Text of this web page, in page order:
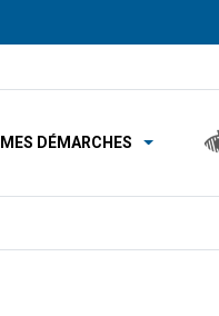
MES DÉMARCHES